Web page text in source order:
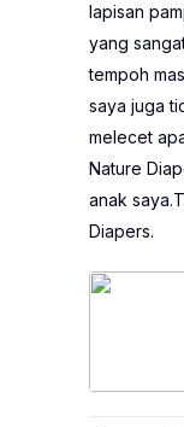
lapisan
yang
tempoh
saya juga
melecet
Nature
anak
Diapers.